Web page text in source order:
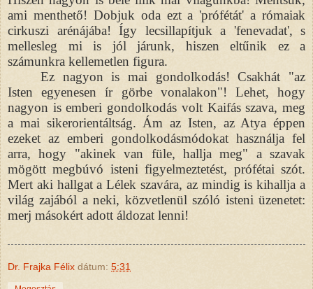
ami menthető! Dobjuk oda ezt a 'prófétát' a rómaiak
cirkuszi arénájába! Így lecsillapítjuk a 'fenevadat', s
mellesleg mi is jól járunk, hiszen eltűnik ez a
számunkra kellemetlen figura.
Ez nagyon is mai gondolkodás! Csakhát "az
Isten egyenesen ír görbe vonalakon"! Lehet, hogy
nagyon is emberi gondolkodás volt Kaifás szava, meg
a mai sikerorientáltság. Ám az Isten, az Atya éppen
ezeket az emberi gondolkodásmódokat használja fel
arra, hogy "akinek van füle, hallja meg" a szavak
mögött megbúvó isteni figyelmeztetést, prófétai szót.
Mert aki hallgat a Lélek szavára, az mindig is kihallja a
világ zajából a neki, közvetlenül szóló isteni üzenetet:
merj másokért adott áldozat lenni!
Dr. Frajka Félix dátum: 5:31